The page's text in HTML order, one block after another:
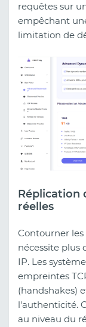
requêtes sur
empêchant
limitation de
Réplication
réelles
Contourner
nécessite plus
IP. Les
empreintes
(handshakes)
l'authenticité.
au niveau du